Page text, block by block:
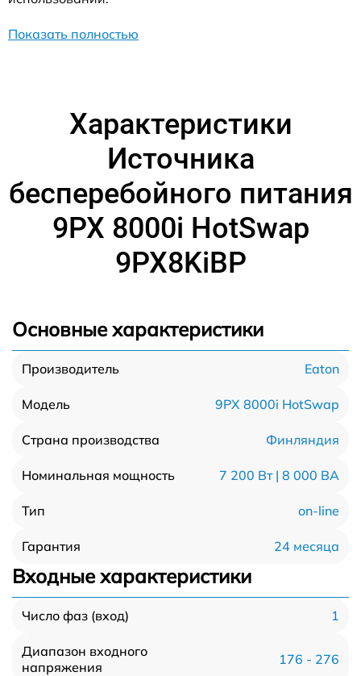
Показать полностью
Характеристики
Источника
бесперебойного питания
9PX 8000i HotSwap
9PX8KiBP
Основные характеристики
Производитель Eaton
Модель 9PX 8000i HotSwap
Страна производства Финляндия
Номинальная мощность 7 200 Вт | 8 000 ВА
Тип on-line
Гарантия 24 месяца
Входные характеристики
Число фаз (вход) 1
Диапазон входного
напряжения
176 - 276